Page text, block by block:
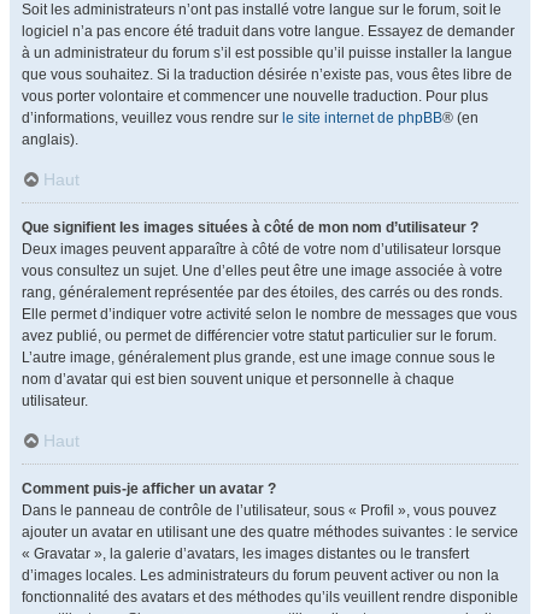
Soit les administrateurs n’ont pas installé votre langue sur le forum, soit le
logiciel n’a pas encore été traduit dans votre langue. Essayez de demander
à un administrateur du forum s’il est possible qu’il puisse installer la langue
que vous souhaitez. Si la traduction désirée n’existe pas, vous êtes libre de
vous porter volontaire et commencer une nouvelle traduction. Pour plus
d’informations, veuillez vous rendre sur le site internet de phpBB® (en
anglais).
Haut
Que signifient les images situées à côté de mon nom d’utilisateur ?
Deux images peuvent apparaître à côté de votre nom d’utilisateur lorsque
vous consultez un sujet. Une d’elles peut être une image associée à votre
rang, généralement représentée par des étoiles, des carrés ou des ronds.
Elle permet d’indiquer votre activité selon le nombre de messages que vous
avez publié, ou permet de différencier votre statut particulier sur le forum.
L’autre image, généralement plus grande, est une image connue sous le
nom d’avatar qui est bien souvent unique et personnelle à chaque
utilisateur.
Haut
Comment puis-je afficher un avatar ?
Dans le panneau de contrôle de l’utilisateur, sous « Profil », vous pouvez
ajouter un avatar en utilisant une des quatre méthodes suivantes : le service
« Gravatar », la galerie d’avatars, les images distantes ou le transfert
d’images locales. Les administrateurs du forum peuvent activer ou non la
fonctionnalité des avatars et des méthodes qu’ils veuillent rendre disponible